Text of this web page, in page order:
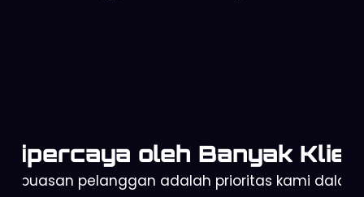
Dipercaya oleh Banyak Klien
Kepuasan pelanggan adalah prioritas kami dalam